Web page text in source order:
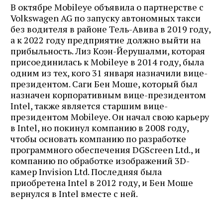
В октябре Mobileye объявила о партнерстве с
Volkswagen AG по запуску автономных такси
без водителя в районе Тель-Авива в 2019 году,
а к 2022 году предприятие должно выйти на
прибыльность. Лиз Коэн-Йерушалми, которая
присоединилась к Mobileye в 2014 году, была
одним из тех, кого 31 января назначили вице-
президентом. Саги Бен Моше, который был
назначен корпоративным вице-президентом
Intel, также является старшим вице-
президентом Mobileye. Он начал свою карьеру
в Intel, но покинул компанию в 2008 году,
чтобы основать компанию по разработке
программного обеспечения DGScreen Ltd., и
компанию по обработке изображений 3D-
камер Invision Ltd. Последняя была
приобретена Intel в 2012 году, и Бен Моше
вернулся в Intel вместе с ней.